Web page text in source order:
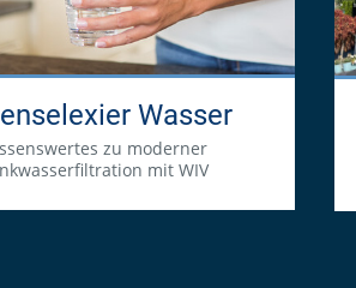
Wasser
zu moderner
mit WIV